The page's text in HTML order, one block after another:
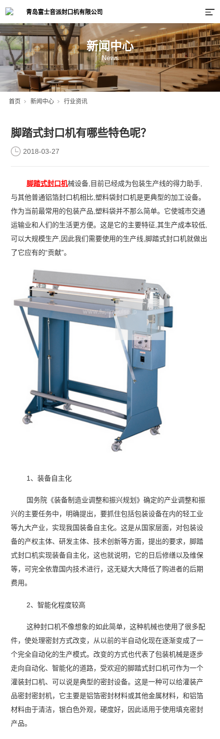
新闻中心
News
首页 新闻中心 行业资讯
脚踏式封口机有哪些特色呢？
2018-03-27
脚踏式封口机械设备,目前已经成为包装生产线的得力助手,
与其他普通铝箔封口机相比,塑料袋封口机是更典型的加工设备。
作为当前最常用的包装产品,塑料袋并不那么简单。它使城市交通
运输业和人们的生活更方便。这是它的主要特征,其生产成本较低,
可以大规模生产,因此我们需要使用的生产线,脚踏式封口机就做出
了它应有的“贡献”。
1、装备自主化
国务院《装备制造业调整和振兴规划》确定的产业调整和振
兴的主要任务中，明确提出，要抓住包括包装设备在内的轻工业
等九大产业，实现我国装备自主化。这是从国家层面，对包装设
备的产权主体、研发主体、技术创新等方面，提出的要求，脚踏
式封口机实现装备自主化，这也就说明，它的日后修缮以及维保
等，可完全依靠国内技术进行，这无疑大大降低了购进者的后期
费用。
2、智能化程度较高
这种封口机不像想象的如此简单，这种机械也使用了很多配
件，使处理密封方式改变，从以前的半自动化现在逐渐变成了一
个完全自动化的生产模式。改变的方式也代表了包装机械是逐步
走向自动化、智能化的道路，受欢迎的脚踏式封口机可作为一个
灌装封口机、可以说是典型的密封设备。这是一种可以给灌装产
品密封密封机，它主要是铝箔密封材料或其他金属材料，和铝箔
材料由于清洁，银白色外观，硬度好，因此适用于使用填充密封
产品。